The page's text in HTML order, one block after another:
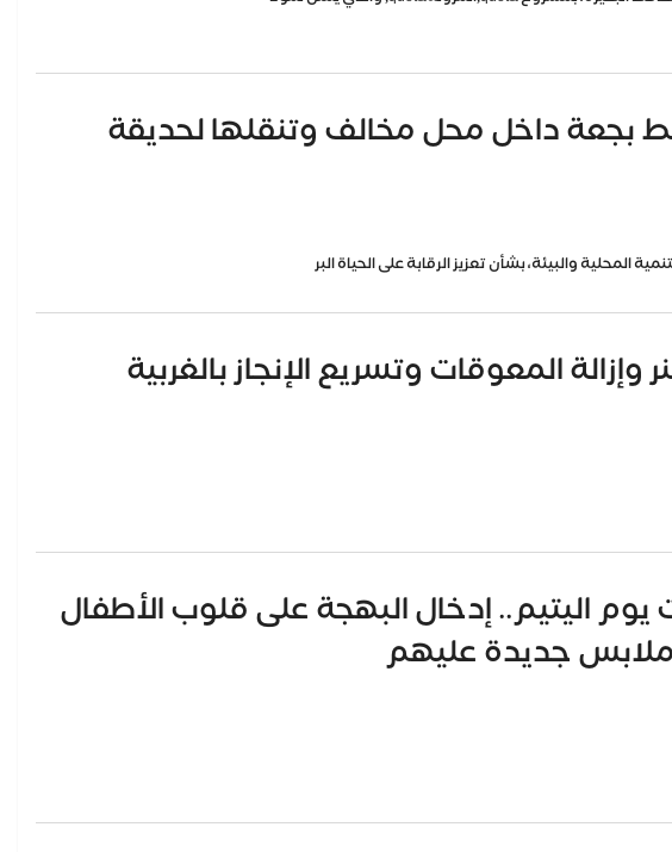
بجعة داخل محل مخالف وتنقلها لحديقة
المحلية والبيئة، بشأن تعزيز الرقابة على الحياة البر
المعوقات وتسريع الإنجاز بالغربية
يوم اليتيم.. إدخال البهجة على قلوب الأطفال
ملابس جديدة عليهم